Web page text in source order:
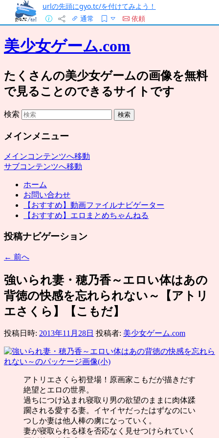
urlの先頭にgyo.tc/を付けてみよう！
通常
依頼